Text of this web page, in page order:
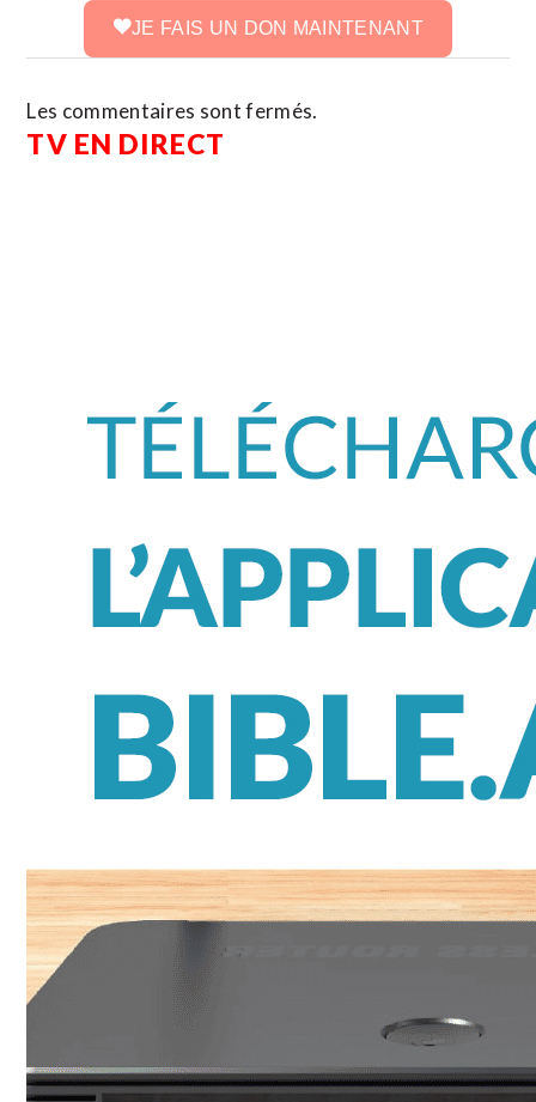
JE FAIS UN DON MAINTENANT
Les commentaires sont fermés.
TV EN DIRECT